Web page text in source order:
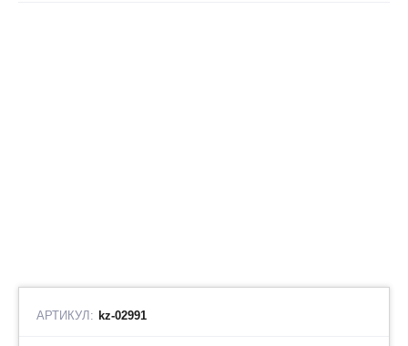
АРТИКУЛ: kz-02991